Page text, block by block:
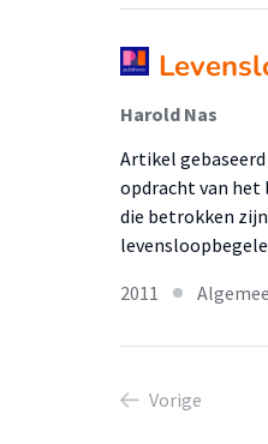
Harold Nas
Artikel gebaseerd
opdracht van het
die betrokken
2011
Vorige